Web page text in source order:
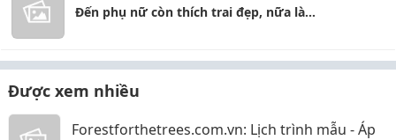
Đến phụ nữ còn thích trai đẹp, nữa là...
Được xem nhiều
Forestforthetrees.com.vn: Lịch trình mẫu - Áp